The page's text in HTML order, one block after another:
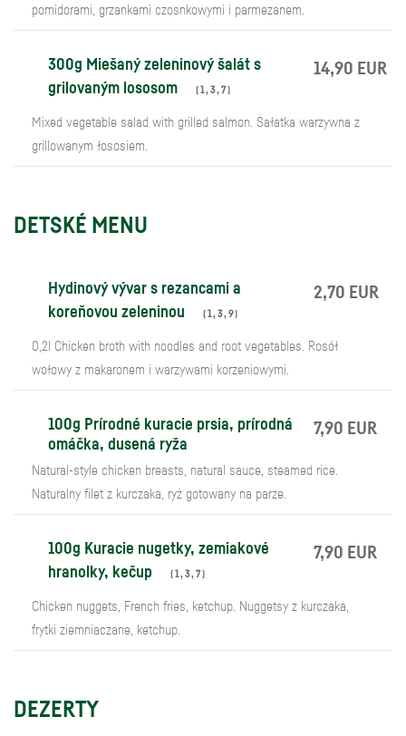
pomidorami, grzankami czosnkowymi i parmezanem.
300g Miešaný zeleninový šalát s
grilovaným lososom
(1,3,7)
14,90 EUR
Mixed vegetable salad with grilled salmon. Sałatka warzywna z
grillowanym łososiem.
DETSKÉ MENU
Hydinový vývar s rezancami a
koreňovou zeleninou
(1,3,9)
2,70 EUR
0,2l Chicken broth with noodles and root vegetables. Rosół
wołowy z makaronem i warzywami korzeniowymi.
100g Prírodné kuracie prsia, prírodná
omáčka, dusená ryža
7,90 EUR
Natural-style chicken breasts, natural sauce, steamed rice.
Naturalny filet z kurczaka, ryż gotowany na parze.
100g Kuracie nugetky, zemiakové
hranolky, kečup
(1,3,7)
7,90 EUR
Chicken nuggets, French fries, ketchup. Nuggetsy z kurczaka,
frytki ziemniaczane, ketchup.
DEZERTY